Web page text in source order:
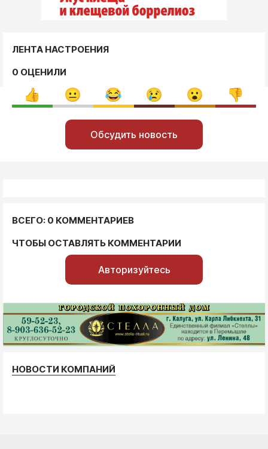
ЛЕНТА НАСТРОЕНИЯ
0 ОЦЕНИЛИ
Обсудить новость
ВСЕГО: 0 КОММЕНТАРИЕВ
ЧТОБЫ ОСТАВЛЯТЬ КОММЕНТАРИИ
Авторизуйтесь
НОВОСТИ КОМПАНИЙ